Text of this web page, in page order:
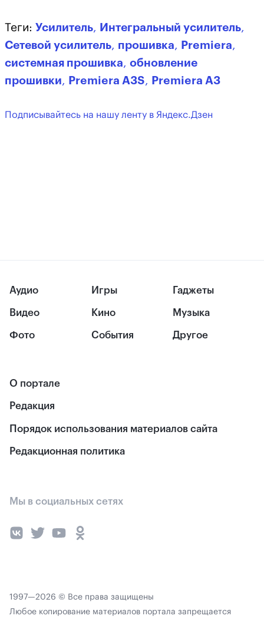
Теги: Усилитель, Интегральный усилитель,
Сетевой усилитель, прошивка, Premiera,
системная прошивка, обновление
прошивки, Premiera A3S, Premiera A3
Подписывайтесь на нашу ленту в Яндекс.Дзен
Аудио
Видео
Фото
Игры
Кино
События
Гаджеты
Музыка
Другое
О портале
Редакция
Порядок использования материалов сайта
Редакционная политика
Мы в социальных сетях
1997—2026 © Все права защищены
Любое копирование материалов портала запрещается